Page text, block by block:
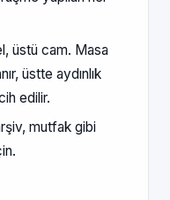
üstü cam. Masa
üstte aydınlık
edilir.
mutfak gibi